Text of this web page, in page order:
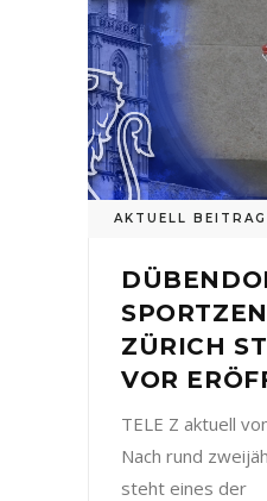
AKTUELL BEITRAG
ZÜRICH
VOR
TELE Z aktuell
Nach rund
steht eines der